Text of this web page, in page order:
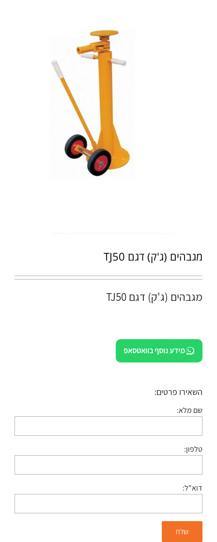
מגבהים (ג'ק) דגם TJ50
מגבהים (ג'ק) דגם TJ50
מידע נוסף בוואטסאפ
השאירו פרטים:
שם מלא:
טלפון:
דוא"ל: